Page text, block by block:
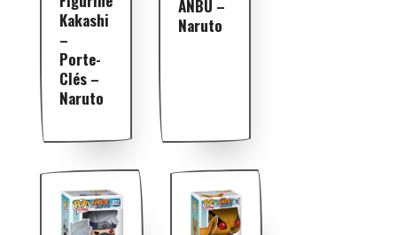
Kakashi
–
Porte-
Clés –
Naruto
ANBU –
Naruto